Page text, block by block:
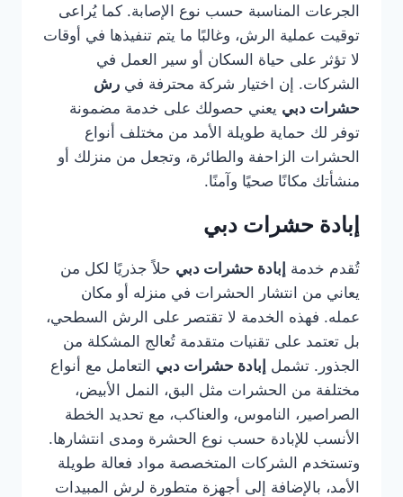
الجرعات المناسبة حسب نوع الإصابة. كما يُراعى
توقيت عملية الرش، وغالبًا ما يتم تنفيذها في أوقات
لا تؤثر على حياة السكان أو سير العمل في
الشركات. إن اختيار شركة محترفة في رش
حشرات دبي يعني حصولك على خدمة مضمونة
توفر لك حماية طويلة الأمد من مختلف أنواع
الحشرات الزاحفة والطائرة، وتجعل من منزلك أو
منشأتك مكانًا صحيًا وآمنًا.
إبادة حشرات دبي
تُقدم خدمة إبادة حشرات دبي حلاً جذريًا لكل من
يعاني من انتشار الحشرات في منزله أو مكان
عمله. فهذه الخدمة لا تقتصر على الرش السطحي،
بل تعتمد على تقنيات متقدمة تُعالج المشكلة من
الجذور. تشمل إبادة حشرات دبي التعامل مع أنواع
مختلفة من الحشرات مثل البق، النمل الأبيض،
الصراصير، الناموس، والعناكب، مع تحديد الخطة
الأنسب للإبادة حسب نوع الحشرة ومدى انتشارها.
وتستخدم الشركات المتخصصة مواد فعالة طويلة
الأمد، بالإضافة إلى أجهزة متطورة لرش المبيدات